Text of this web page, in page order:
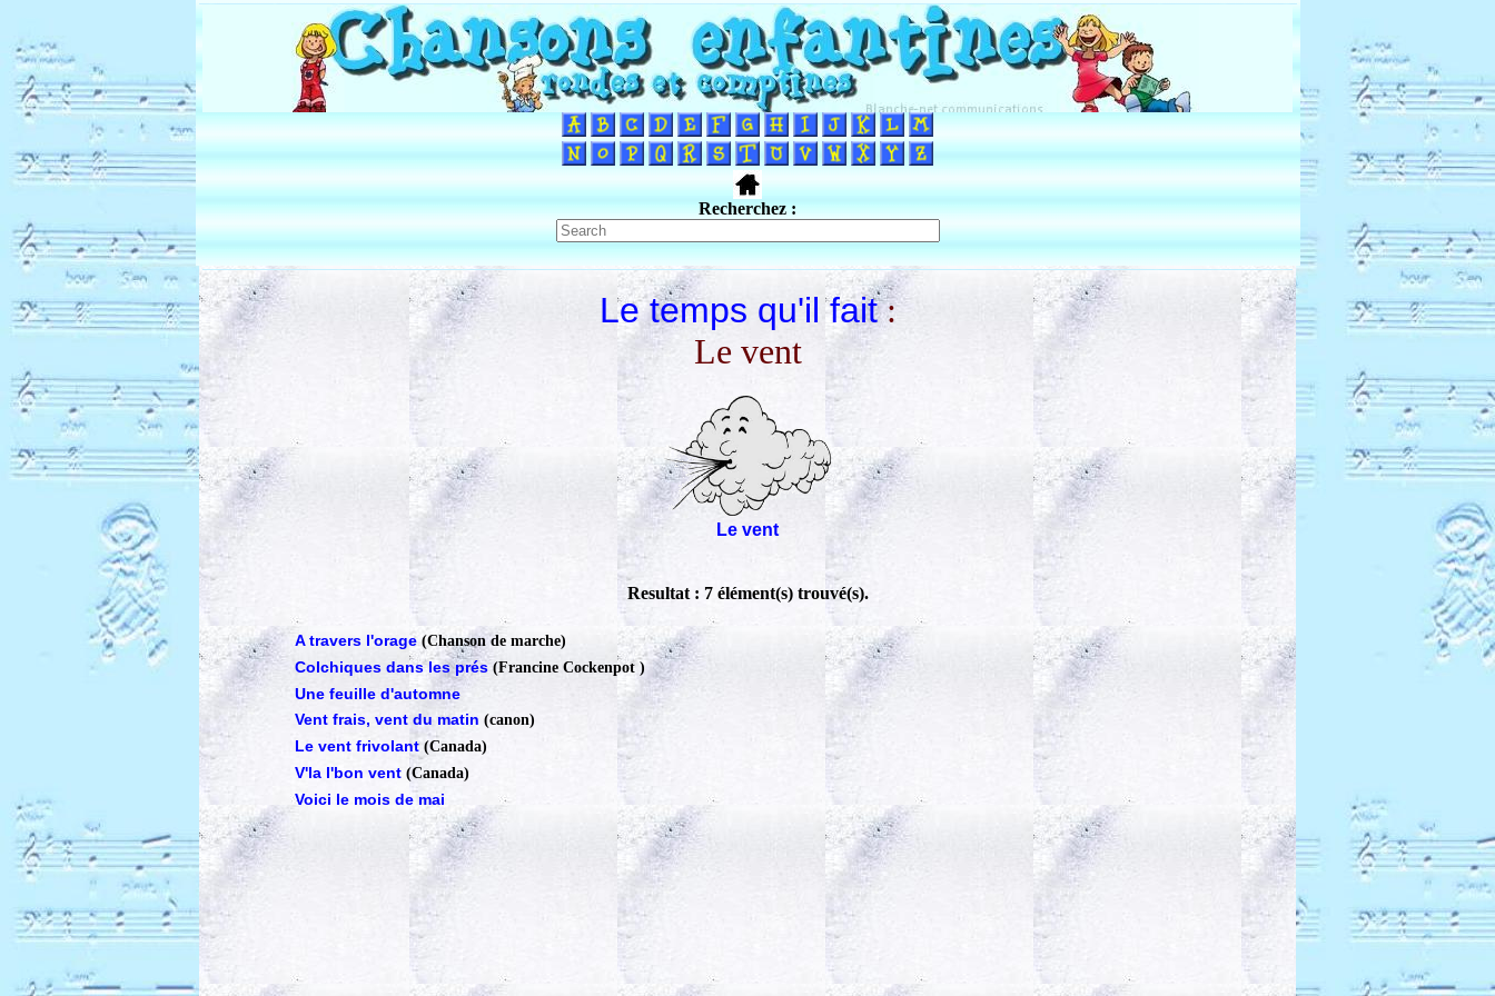
Recherchez :
Le temps qu'il fait:
Le vent
Le vent
Resultat : 7 élément(s) trouvé(s).
A travers l'orage (Chanson de marche)
Colchiques dans les prés (Francine Cockenpot )
Une feuille d'automne
Vent frais, vent du matin (canon)
Le vent frivolant (Canada)
V'la l'bon vent (Canada)
Voici le mois de mai